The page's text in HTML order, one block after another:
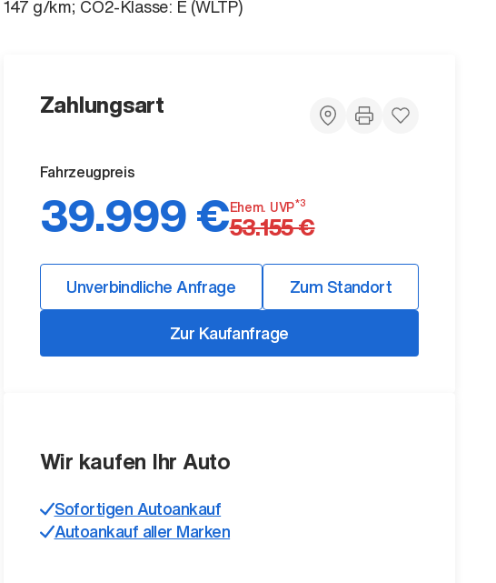
147 g/km; CO2-Klasse: E (WLTP)
Zahlungsart
Fahrzeugpreis
39.999 €Ehem. UVP*3
53.155 €
Unverbindliche Anfrage
Zum Standort
Zur Kaufanfrage
Wir kaufen Ihr Auto
Sofortigen Autoankauf
Autoankauf aller Marken